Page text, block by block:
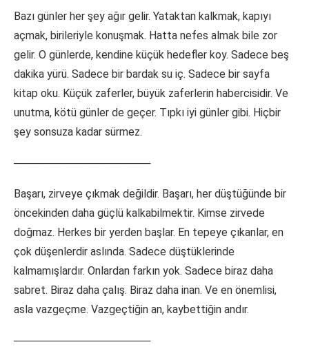
Bazı günler her şey ağır gelir. Yataktan kalkmak, kapıyı
açmak, birileriyle konuşmak. Hatta nefes almak bile zor
gelir. O günlerde, kendine küçük hedefler koy. Sadece beş
dakika yürü. Sadece bir bardak su iç. Sadece bir sayfa
kitap oku. Küçük zaferler, büyük zaferlerin habercisidir. Ve
unutma, kötü günler de geçer. Tıpkı iyi günler gibi. Hiçbir
şey sonsuza kadar sürmez.
──────────────────
Başarı, zirveye çıkmak değildir. Başarı, her düştüğünde bir
öncekinden daha güçlü kalkabilmektir. Kimse zirvede
doğmaz. Herkes bir yerden başlar. En tepeye çıkanlar, en
çok düşenlerdir aslında. Sadece düştüklerinde
kalmamışlardır. Onlardan farkın yok. Sadece biraz daha
sabret. Biraz daha çalış. Biraz daha inan. Ve en önemlisi,
asla vazgeçme. Vazgeçtiğin an, kaybettiğin andır.
──────────────────